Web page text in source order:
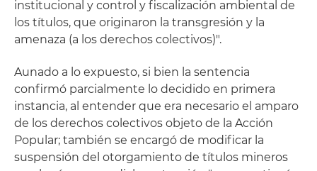
institucional y control y fiscalización ambiental de
los títulos, que originaron la transgresión y la
amenaza (a los derechos colectivos)".
Aunado a lo expuesto, si bien la sentencia
confirmó parcialmente lo decidido en primera
instancia, al entender que era necesario el amparo
de los derechos colectivos objeto de la Acción
Popular; también se encargó de modificar la
suspensión del otorgamiento de títulos mineros